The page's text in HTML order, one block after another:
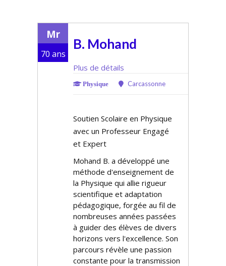
Mr
70 ans
B. Mohand
Plus de détails
Physique Carcassonne
Soutien Scolaire en Physique
avec un Professeur Engagé
et Expert
Mohand B. a développé une
méthode d'enseignement de
la Physique qui allie rigueur
scientifique et adaptation
pédagogique, forgée au fil de
nombreuses années passées
à guider des élèves de divers
horizons vers l'excellence. Son
parcours révèle une passion
constante pour la transmission